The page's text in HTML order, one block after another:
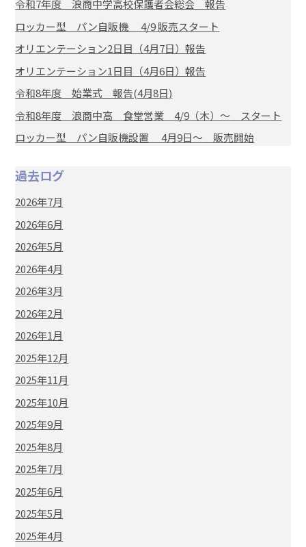
令和7年度 浪商中学高校保護者会総会 報告
ロッカー型 パン自販機 4/9 販売スタート
オリエンテーション2日目（4月7日）報告
オリエンテーション1日目（4月6日）報告
令和8年度 始業式 報告(4月8日)
令和8年度 浪商中高 食堂営業 4/9（木）～ スタート
ロッカー型 パン自販機設置 4月9日～ 販売開始
過去ログ
2026年7月
2026年6月
2026年5月
2026年4月
2026年3月
2026年2月
2026年1月
2025年12月
2025年11月
2025年10月
2025年9月
2025年8月
2025年7月
2025年6月
2025年5月
2025年4月